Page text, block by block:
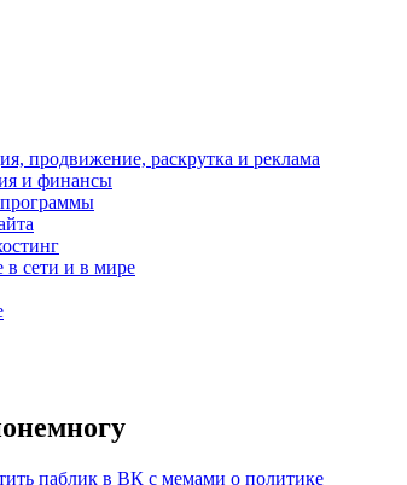
продвижение, раскрутка и реклама
и финансы
в сети и в мире
паблик в ВК с мемами о политике